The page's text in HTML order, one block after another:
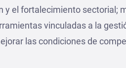
y el fortalecimiento sectorial;
vinculadas a la
las condiciones de